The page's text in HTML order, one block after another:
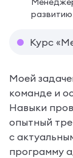
Курс
Моей
команде и
Навыки
опытный
с
программу